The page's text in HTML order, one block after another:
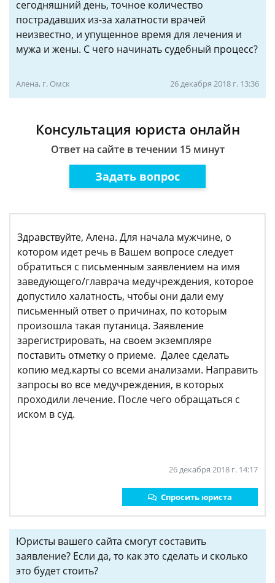
сегодняшний день, точное количество
пострадавших из-за халатности врачей
неизвестно, и упущенное время для лечения и
мужа и жены. С чего начинать судебный процесс?
Алена, г. Омск 26 декабря 2018 г. 13:36
Консультация юриста онлайн
Ответ на сайте в течении 15 минут
Задать вопрос
Здравствуйте, Алена. Для начала мужчине, о
котором идет речь в Вашем вопросе следует
обратиться с письменным заявлением на имя
заведующего/главрача медучреждения, которое
допустило халатность, чтобы они дали ему
письменный ответ о причинах, по которым
произошла такая путаница. Заявление
зарегистрировать, на своем экземпляре
поставить отметку о приеме. Далее сделать
копию мед.карты со всеми анализами. Направить
запросы во все медучреждения, в которых
проходили лечение. После чего обращаться с
иском в суд.
26 декабря 2018 г. 14:17
Спросить юриста
Юристы вашего сайта смогут составить
заявление? Если да, то как это сделать и сколько
это будет стоить?